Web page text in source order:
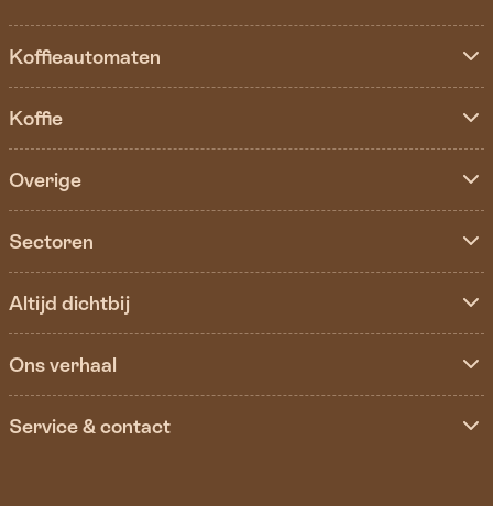
Koffieautomaten
Koffie
Overige
Sectoren
Altijd dichtbij
Ons verhaal
Service & contact